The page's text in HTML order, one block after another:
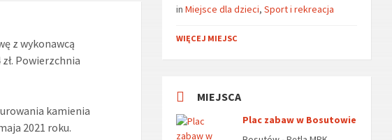
z wykonawcą
Powierzchnia
kamienia
2021 roku.
inMiejsce dla dzieci,Sport i rekreacja
WIĘCEJ MIEJSC
MIEJSCA
Plac zabaw w Bosutowie